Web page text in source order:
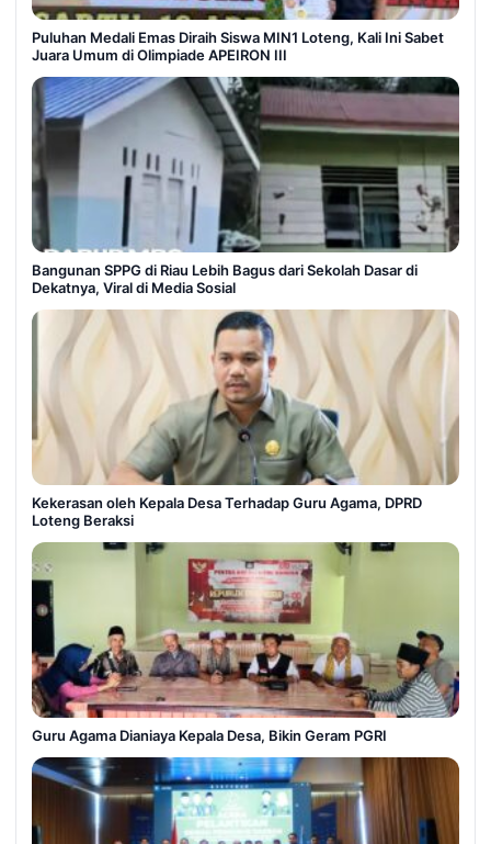
Puluhan Medali Emas Diraih Siswa MIN1 Loteng, Kali Ini Sabet
Juara Umum di Olimpiade APEIRON III
Bangunan SPPG di Riau Lebih Bagus dari Sekolah Dasar di
Dekatnya, Viral di Media Sosial
Kekerasan oleh Kepala Desa Terhadap Guru Agama, DPRD
Loteng Beraksi
Guru Agama Dianiaya Kepala Desa, Bikin Geram PGRI